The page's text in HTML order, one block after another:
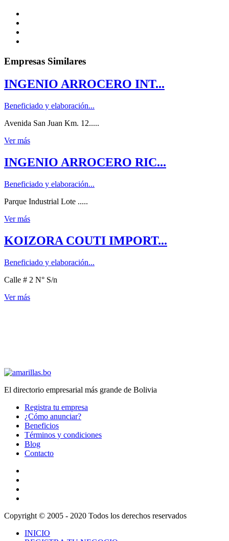
Empresas Similares
INGENIO ARROCERO INT...
Beneficiado y elaboración...
Avenida San Juan Km. 12.....
Ver más
INGENIO ARROCERO RIC...
Beneficiado y elaboración...
Parque Industrial Lote .....
Ver más
KOIZORA COUTI IMPORT...
Beneficiado y elaboración...
Calle # 2 N° S/n
Ver más
El directorio empresarial más grande de Bolivia
Registra tu empresa
¿Cómo anunciar?
Beneficios
Términos y condiciones
Blog
Contacto
Copyright © 2005 - 2020 Todos los derechos reservados
INICIO